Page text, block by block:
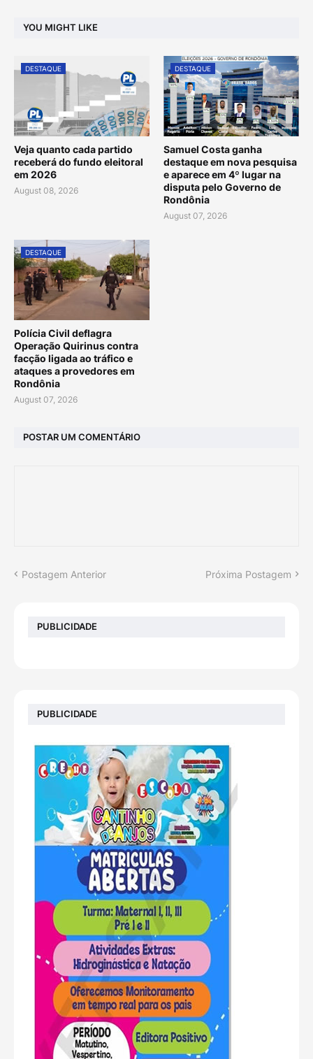
YOU MIGHT LIKE
DESTAQUE
Veja quanto cada partido
receberá do fundo eleitoral
em 2026
August 08, 2026
DESTAQUE
Samuel Costa ganha
destaque em nova pesquisa
e aparece em 4º lugar na
disputa pelo Governo de
Rondônia
August 07, 2026
DESTAQUE
Polícia Civil deflagra
Operação Quirinus contra
facção ligada ao tráfico e
ataques a provedores em
Rondônia
August 07, 2026
POSTAR UM COMENTÁRIO
Postagem Anterior Próxima Postagem
PUBLICIDADE
PUBLICIDADE